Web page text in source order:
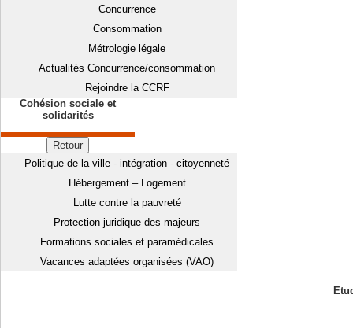
Concurrence
Consommation
Métrologie légale
Actualités Concurrence/consommation
Rejoindre la CCRF
Cohésion sociale et
solidarités
Retour
Politique de la ville - intégration - citoyenneté
Hébergement – Logement
Lutte contre la pauvreté
Protection juridique des majeurs
Formations sociales et paramédicales
Vacances adaptées organisées (VAO)